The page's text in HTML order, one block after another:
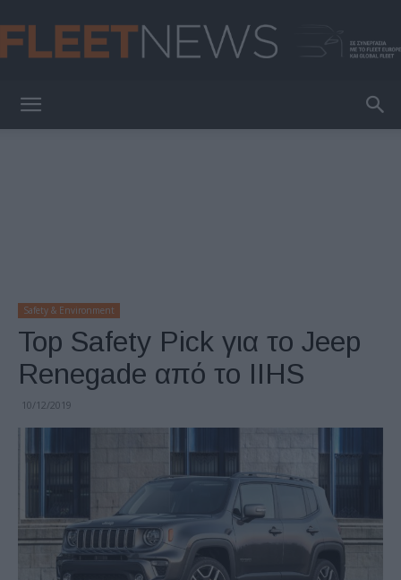
Safety & Environment
Top Safety Pick για το Jeep
Renegade από το IIHS
10/12/2019